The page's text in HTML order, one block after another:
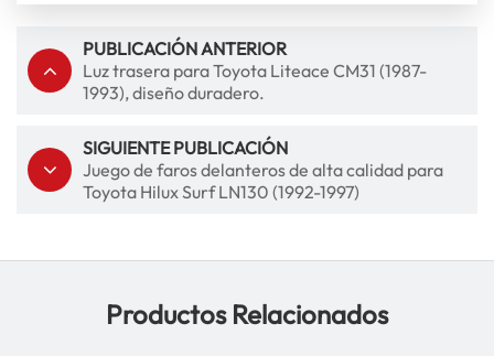
PUBLICACIÓN ANTERIOR
Luz trasera para Toyota Liteace CM31 (1987-
1993), diseño duradero.
SIGUIENTE PUBLICACIÓN
Juego de faros delanteros de alta calidad para
Toyota Hilux Surf LN130 (1992-1997)
Productos Relacionados